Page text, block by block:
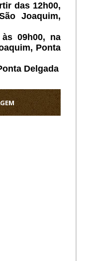
das 12h00,
Joaquim,
às 09h00, na
Ponta
Delgada